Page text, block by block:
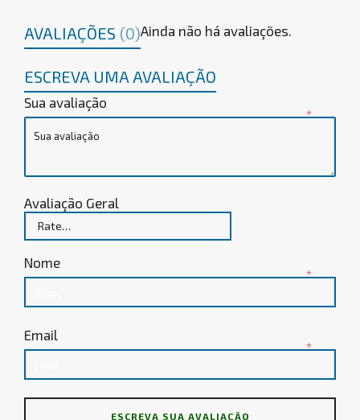
AVALIAÇÕES (0)Ainda não há avaliações.
ESCREVA UMA AVALIAÇÃO
Sua avaliação
*
Avaliação Geral
Nome
*
Email
*